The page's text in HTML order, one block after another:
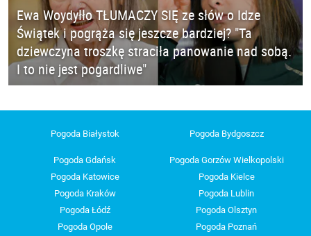
Ewa Woydyłło TŁUMACZY SIĘ ze słów o Idze
Świątek i pogrąża się jeszcze bardziej? "Ta
dziewczyna troszkę straciła panowanie nad sobą.
I to nie jest pogardliwe"
Pogoda Białystok Pogoda Bydgoszcz
Pogoda Gdańsk
Pogoda Gorzów Wielkopolski
Pogoda Katowice
Pogoda Kielce
Pogoda Kraków
Pogoda Lublin
Pogoda Łódź
Pogoda Olsztyn
Pogoda Opole
Pogoda Poznań